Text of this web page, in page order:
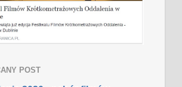
POST